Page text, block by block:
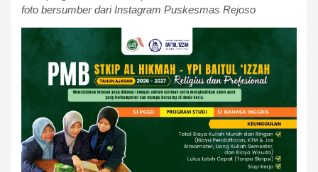
foto bersumber dari Instagram Puskesmas Rejoso